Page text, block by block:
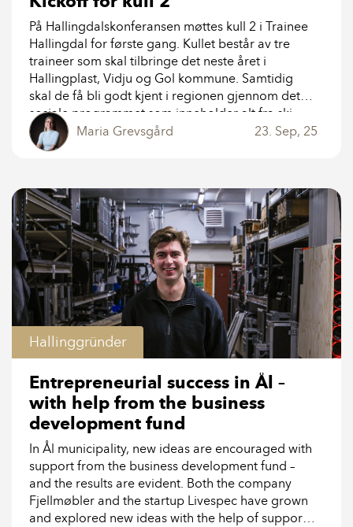
På Hallingdalskonferansen møttes kull 2 i Trainee
Hallingdal for første gang. Kullet består av tre
traineer som skal tilbringe det neste året i
Hallingplast, Vidju og Gol kommune. Samtidig
skal de få bli godt kjent i regionen gjennom det
sosiale programmet som inneholder alt fra ski,
vandring, kultur, frokostmøter og bedriftsbesøk.
Maria Grevsgård 23. Sep, 25
Hallinggründer
Entrepreneurial success in Ål –
with help from the business
development fund
In Ål municipality, new ideas are encouraged with
support from the business development fund –
and the results are evident. Both the company
Fjellmøbler and the startup Livespec have grown
and explored new ideas with the help of support